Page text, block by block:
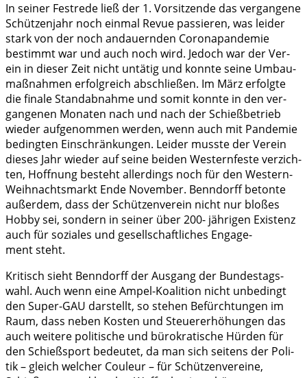
In sei­ner Fest­re­de ließ der 1. Vor­sit­zen­de das ver­gan­ge­ne
Schüt­zen­jahr noch ein­mal Revue pas­sie­ren, was lei­der
stark von der noch andau­ern­den Coro­na­pan­de­mie
bestimmt war und auch noch wird. Jedoch war der Ver­
ein in die­ser Zeit nicht untä­tig und konn­te sei­ne Umbau­
maß­nah­men erfolg­reich abschlie­ßen. Im März erfolg­te
die fina­le Stand­ab­nah­me und somit konn­te in den ver­
gan­ge­nen Mona­ten nach und nach der Schieß­be­trieb
wie­der auf­ge­nom­men wer­den, wenn auch mit Pan­de­mie
beding­ten Ein­schrän­kun­gen. Lei­der muss­te der Ver­ein
die­ses Jahr wie­der auf sei­ne bei­den Wes­tern­fes­te ver­zich­
ten, Hoff­nung besteht aller­dings noch für den Wes­tern-
Weih­nachts­markt Ende Novem­ber. Ben­n­dorff beton­te
außer­dem, dass der Schüt­zen­ver­ein nicht nur blo­ßes
Hob­by sei, son­dern in sei­ner über 200- jäh­ri­gen Exis­tenz
auch für sozia­les und gesell­schaft­li­ches Enga­ge­
ment steht.
Kri­tisch sieht Ben­n­dorff der Aus­gang der Bun­des­tags­
wahl. Auch wenn eine Ampel-Koali­ti­on nicht unbe­dingt
den Super-GAU dar­stellt, so ste­hen Befürch­tun­gen im
Raum, dass neben Kos­ten und Steu­er­erhö­hun­gen das
auch wei­te­re poli­ti­sche und büro­kra­ti­sche Hür­den für
den Schieß­sport bedeu­tet, da man sich sei­tens der Poli­
tik – gleich wel­cher Cou­leur – für Schüt­zen­ver­ei­ne,